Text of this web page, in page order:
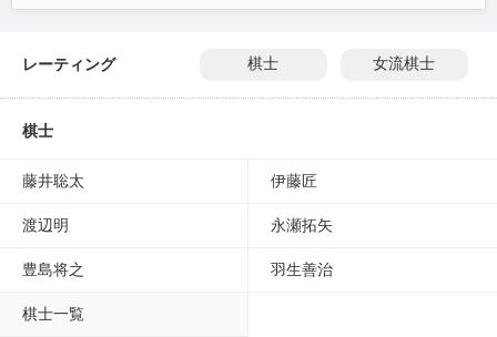
レーティング 棋士 女流棋士
棋士
藤井聡太 伊藤匠
渡辺明 永瀬拓矢
豊島将之 羽生善治
棋士一覧